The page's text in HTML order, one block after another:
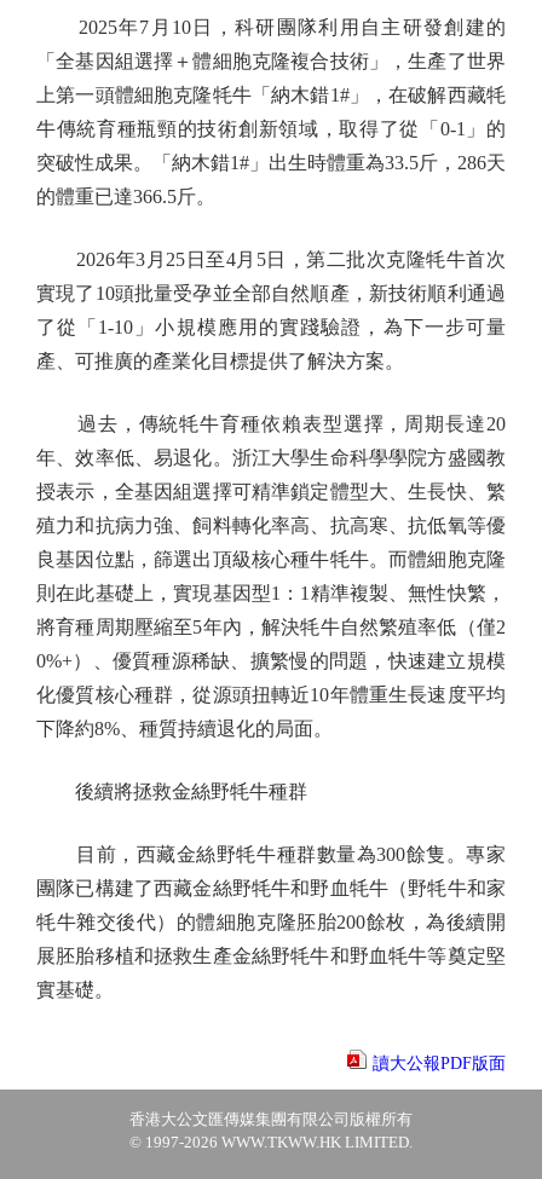
2025年7月10日，科研團隊利用自主研發創建的
「全基因組選擇＋體細胞克隆複合技術」，生產了世界
上第一頭體細胞克隆牦牛「納木錯1#」，在破解西藏牦
牛傳統育種瓶頸的技術創新領域，取得了從「0-1」的
突破性成果。「納木錯1#」出生時體重為33.5斤，286天
的體重已達366.5斤。
2026年3月25日至4月5日，第二批次克隆牦牛首次
實現了10頭批量受孕並全部自然順產，新技術順利通過
了從「1-10」小規模應用的實踐驗證，為下一步可量
產、可推廣的產業化目標提供了解決方案。
過去，傳統牦牛育種依賴表型選擇，周期長達20
年、效率低、易退化。浙江大學生命科學學院方盛國教
授表示，全基因組選擇可精準鎖定體型大、生長快、繁
殖力和抗病力強、飼料轉化率高、抗高寒、抗低氧等優
良基因位點，篩選出頂級核心種牛牦牛。而體細胞克隆
則在此基礎上，實現基因型1：1精準複製、無性快繁，
將育種周期壓縮至5年內，解決牦牛自然繁殖率低（僅2
0%+）、優質種源稀缺、擴繁慢的問題，快速建立規模
化優質核心種群，從源頭扭轉近10年體重生長速度平均
下降約8%、種質持續退化的局面。
後續將拯救金絲野牦牛種群
目前，西藏金絲野牦牛種群數量為300餘隻。專家
團隊已構建了西藏金絲野牦牛和野血牦牛（野牦牛和家
牦牛雜交後代）的體細胞克隆胚胎200餘枚，為後續開
展胚胎移植和拯救生產金絲野牦牛和野血牦牛等奠定堅
實基礎。
讀大公報PDF版面
香港大公文匯傳媒集團有限公司版權所有
© 1997-2026 WWW.TKWW.HK LIMITED.